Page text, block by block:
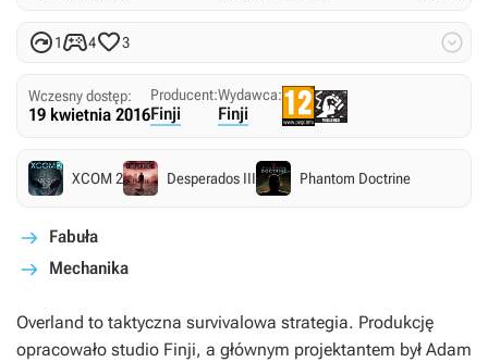
143 
Wczesny dostęp:
19 kwietnia 2016
Producent:
Finji
Wydawca:
Finji
XCOM 2 Desperados III Phantom Doctrine
Fabuła
Mechanika
Overland to taktyczna survivalowa strategia. Produkcję
opracowało studio Finji, a głównym projektantem był Adam